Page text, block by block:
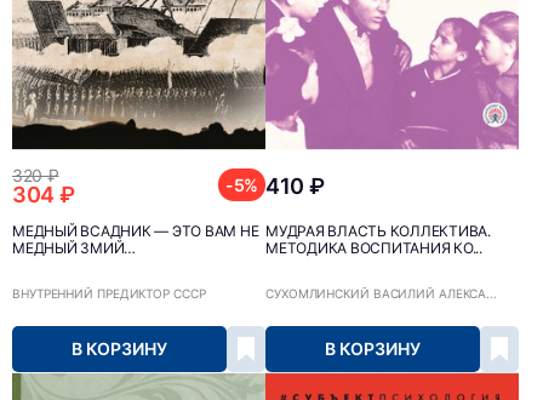
320 ₽
304 ₽ -5%
МЕДНЫЙ ВСАДНИК — ЭТО ВАМ НЕ
МЕДНЫЙ ЗМИЙ…
ВНУТРЕННИЙ ПРЕДИКТОР СССР
В КОРЗИНУ
410 ₽
МУДРАЯ ВЛАСТЬ КОЛЛЕКТИВА.
МЕТОДИКА ВОСПИТАНИЯ КО...
СУХОМЛИНСКИЙ ВАСИЛИЙ АЛЕКСА...
В КОРЗИНУ